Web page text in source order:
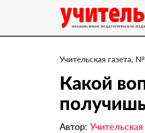
Учительская газета,
Какой
Автор: Учительская